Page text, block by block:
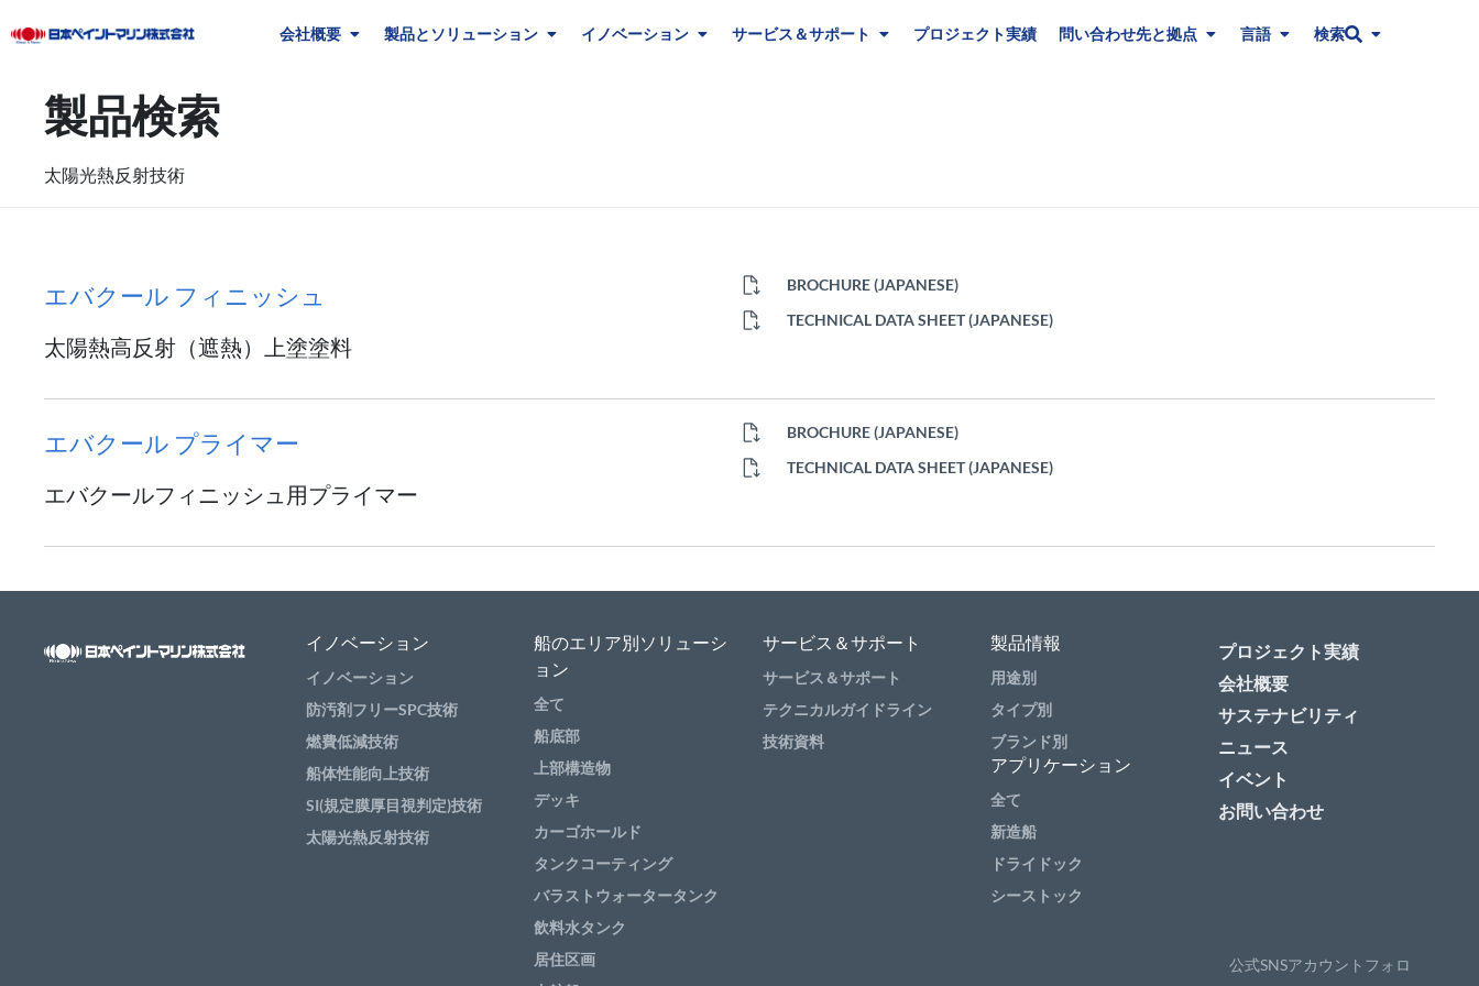
会社概要 製品とソリューション イノベーション サービス＆サポート プロジェクト実績 問い合わせ先と拠点 言語 検索
製品検索
太陽光熱反射技術
エバクール フィニッシュ
太陽熱高反射（遮熱）上塗塗料
BROCHURE (JAPANESE)
TECHNICAL DATA SHEET (JAPANESE)
エバクール プライマー
エバクールフィニッシュ用プライマー
BROCHURE (JAPANESE)
TECHNICAL DATA SHEET (JAPANESE)
イノベーション
イノベーション
防汚剤フリーSPC技術
燃費低減技術
船体性能向上技術
SI(規定膜厚目視判定)技術
太陽光熱反射技術
船のエリア別ソリューシ
ョン
全て
船底部
上部構造物
デッキ
カーゴホールド
タンクコーティング
バラストウォータータンク
飲料水タンク
居住区画
サービス＆サポート
サービス＆サポート
テクニカルガイドライン
技術資料
製品情報
用途別
タイプ別
ブランド別
アプリケーション
全て
新造船
ドライドック
シーストック
プロジェクト実績
会社概要
サステナビリティ
ニュース
イベント
お問い合わせ
公式SNSアカウントフォロ